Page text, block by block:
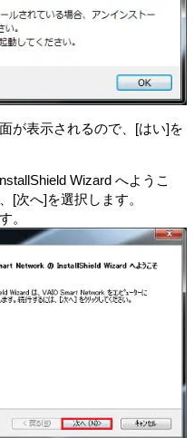
が表示されるので、[はい]を
Wizard へようこ
[次へ]を選択します。
。